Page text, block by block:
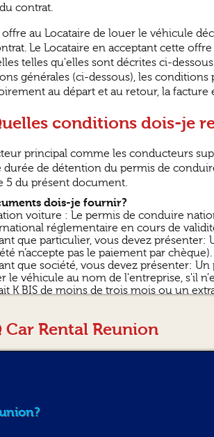
contrat.
offre au Locataire de louer le véhicule
Le Locataire en acceptant cette
telles qu'elles sont décrites ci-
générales (ci-dessous), les
au départ et au retour, la facture
conditions dois-je
principal comme les conducteurs
durée de détention du permis de
5 du présent document.
dois-je fournir?
voiture : Le permis de conduire
réglementaire en cours de
que particulier, vous devez
n’accepte pas le paiement par chèque).
que société, vous devez présenter:
le véhicule au nom de l'entreprise, s'il
K BIS de moins de trois mois ou un
2-Qu’est-ce
véhicule. Avant de prendre en charge
état descriptif, et vous reconnaissez
vérifier le fonctionnement du
Car Rental Reunion